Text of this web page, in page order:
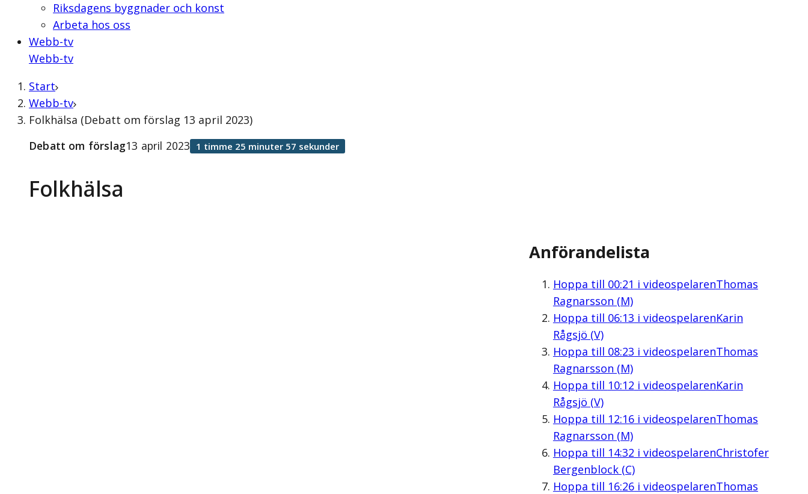
Riksdagens byggnader och konst
Arbeta hos oss
Webb-tv
Webb-tv
Start
Webb-tv
Folkhälsa (Debatt om förslag 13 april 2023)
Folkhälsa
Debatt om förslag13 april 2023 1 timme 25 minuter 57 sekunder
Anförandelista
Hoppa till 00:21 i videospelarenThomas
Ragnarsson (M)
Hoppa till 06:13 i videospelarenKarin
Rågsjö (V)
Hoppa till 08:23 i videospelarenThomas
Ragnarsson (M)
Hoppa till 10:12 i videospelarenKarin
Rågsjö (V)
Hoppa till 12:16i videospelarenThomas
Ragnarsson (M)
Hoppa till 14:32 i videospelarenChristofer
Bergenblock (C)
Hoppa till 16:26i videospelarenThomas